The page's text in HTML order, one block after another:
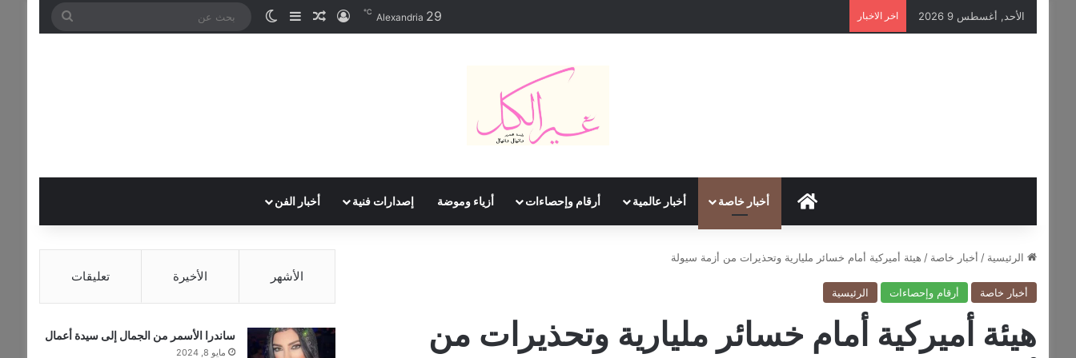
الأحد, أغسطس 9 2026 اخر الاخبار Alexandria 29
℃ تسجيل الدخول
مقال عشوائي
إضافة عمود جانبي
الوضع المظلم
بحث
HOMEأخبار خاصة أخبار عالمية أرقام وإحصاءات أزياء وموضة إصدارات فنية أخبار الفن
الرئيسية / أخبار خاصة / هيئة أميركية أمام خسائر مليارية وتحذيرات من أزمة سيولة
أخبار خاصة أرقام وإحصاءات الرئيسية
هيئة أميركية أمام خسائر مليارية وتحذيرات من
الأشهر الأخيرة تعليقات
ساندرا الأسمر من الجمال إلى سيدة أعمال
مايو 8, 2024